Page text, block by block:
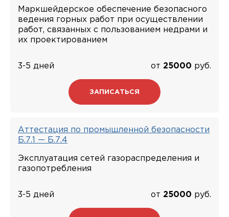
Маркшейдерское обеспечение безопасного
ведения горных работ при осуществлении
работ, связанных с пользованием недрами и
их проектированием
3-5 дней от 25000 руб.
ЗАПИСАТЬСЯ
Аттестация по промышленной безопасности
Б.7.1 — Б.7.4
Эксплуатация сетей газораспределения и
газопотребления
3-5 дней от 25000 руб.